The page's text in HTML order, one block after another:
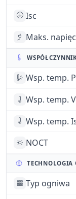
Isc
Maks.
Wsp. temp.
Wsp. temp.
Wsp. temp.
NOCT
TECHNOLOGIA
Typ ogniwa